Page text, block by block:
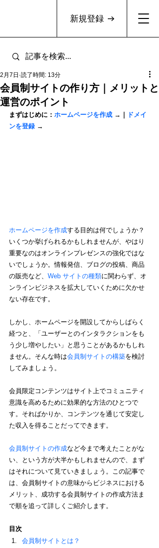
新規登録
会員制サイトの作り方｜メリットと
運営のポイント
2月7日 読了時間: 13分
まずはじめに： ホームページを作成 →｜
ドメイ
ンを登録 →
ホームページを作成する目的は何でしょうか？
いくつか挙げられるかもしれませんが、やはり
重要なのはオンラインプレゼンスの強化ではな
いでしょうか。情報発信、ブログの投稿、商品
の販売など、 Web サイトの種類に関わらず、オ
ンラインビジネスを拡大していくために欠かせ
ない存在です。
しかし、ホームページを開設してからしばらく
経つと、「ユーザーとのインタラクションをも
う少し増やしたい」と思うことがあるかもしれ
ません。そんな時は会員制サイトの構築を検討
してみましょう。
会員限定コンテンツはサイト上でコミュニティ
意識を高めるために効果的な方法のひとつで
す。そればかりか、コンテンツを通じて安定し
た収入を得ることだってできます。
会員制サイトの作成など今まで考えたことがな
い、という方が大半かもしれませんので、まず
はそれについて見ていきましょう。この記事で
は、会員制サイトの意味からビジネスにおける
メリット、成功する会員制サイトの作成方法ま
で順を追って詳しくご紹介します。
目次
会員制サイトとは？